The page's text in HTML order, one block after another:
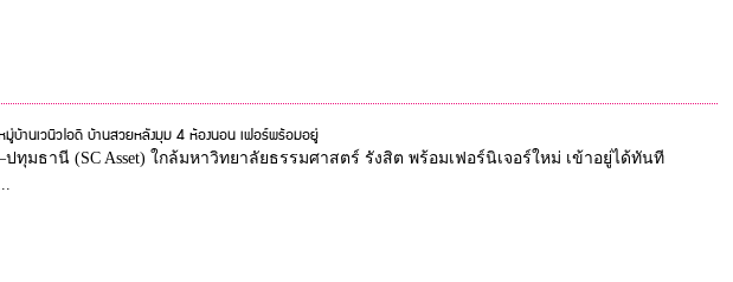
มู่บ้านเวนิวไอดี บ้านสวยหลังมุม 4 ห้องนอน เฟอร์พร้อมอยู่
ปทุมธานี (SC Asset) ใกล้มหาวิทยาลัยธรรมศาสตร์ รังสิต พร้อมเฟอร์นิเจอร์ใหม่ เข้าอยู่ได้ทันที